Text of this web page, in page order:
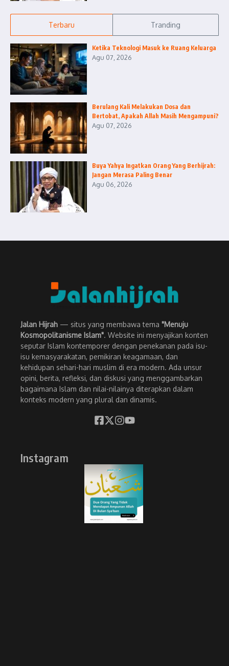
Terbaru Tranding
Ketika Teknologi Masuk ke Ruang Keluarga
Agu 07, 2026
Berulang Kali Melakukan Dosa dan
Bertobat, Apakah Allah Masih Mengampuni?
Agu 07, 2026
Buya Yahya Ingatkan Orang Yang Berhijrah:
Jangan Merasa Paling Benar
Agu 06, 2026
Jalan Hijrah — situs yang membawa tema "Menuju
Kosmopolitanisme Islam". Website ini menyajikan konten
seputar Islam kontemporer dengan penekanan pada isu-
isu kemasyarakatan, pemikiran keagamaan, dan
kehidupan sehari-hari muslim di era modern. Ada unsur
opini, berita, refleksi, dan diskusi yang menggambarkan
bagaimana Islam dan nilai-nilainya diterapkan dalam
konteks modern yang plural dan dinamis.
Instagram